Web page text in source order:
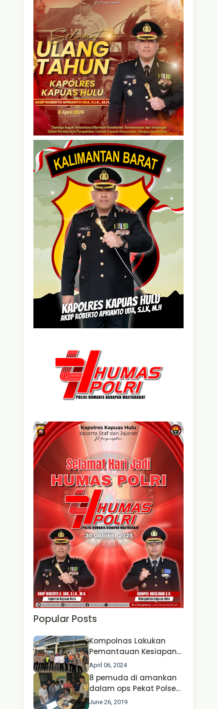
Popular Posts
Kompolnas Lakukan
Pemantauan Kesiapan
Operasi Ketupat 2024 di
Polda Jatim Bersama
Kapolri dan Menteri
Perhubungan
April 06, 2024
8 pemuda di amankan
dalam ops Pekat Polsek
Jongkong
June 26, 2019